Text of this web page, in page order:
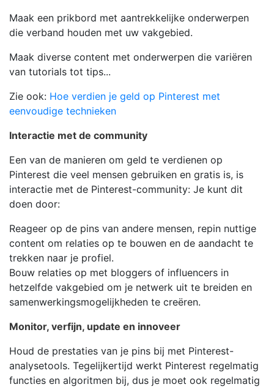
Maak een prikbord met aantrekkelijke onderwerpen
die verband houden met uw vakgebied.
Maak diverse content met onderwerpen die variëren
van tutorials tot tips...
Zie ook: Hoe verdien je geld op Pinterest met
eenvoudige technieken
Interactie met de community
Een van de manieren om geld te verdienen op
Pinterest die veel mensen gebruiken en gratis is, is
interactie met de Pinterest-community: Je kunt dit
doen door:
Reageer op de pins van andere mensen, repin nuttige
content om relaties op te bouwen en de aandacht te
trekken naar je profiel.
Bouw relaties op met bloggers of influencers in
hetzelfde vakgebied om je netwerk uit te breiden en
samenwerkingsmogelijkheden te creëren.
Monitor, verfijn, update en innoveer
Houd de prestaties van je pins bij met Pinterest-
analysetools. Tegelijkertijd werkt Pinterest regelmatig
functies en algoritmen bij, dus je moet ook regelmatig